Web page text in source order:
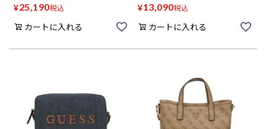
¥25,190税込
カートに入れる
¥13,090税込
カートに入れる